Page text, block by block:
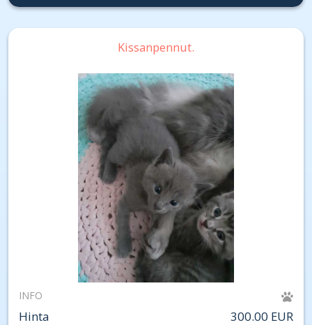
Kissanpennut.
INFO
Hinta
300.00 EUR